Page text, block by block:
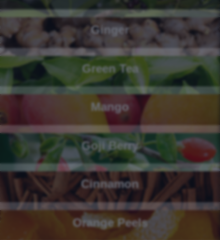
Ginger
Green Tea
Mango
Goji Berry
Cinnamon
Orange Peels